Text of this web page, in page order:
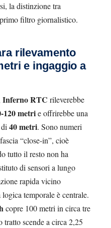
la distinzione tra
filtro giornalistico.
rilevamento
e ingaggio a
Inferno RTC rileverebbe
120 metrie offrirebbe una
40 metri. Sono numeri
“close-in”, cioè
tutto il resto non ha
di sensori a lungo
rapida vicino
temporale è centrale.
copre 100 metri in circa tre
tratto scende a circa 2,25